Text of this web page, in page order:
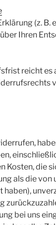
(z. B.
Ihren
reicht es
Kosten, die
als die
bei uns